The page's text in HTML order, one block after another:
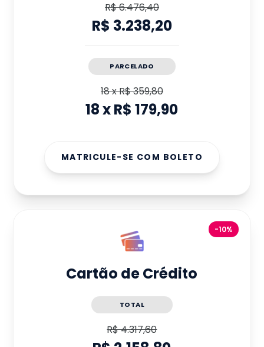
R$ 6.476,40
R$ 3.238,20
PARCELADO
18xR$ 359,80
18xR$ 179,90
MATRICULE-SE COM BOLETO
-10%
Cartão de Crédito
TOTAL
R$ 4.317,60